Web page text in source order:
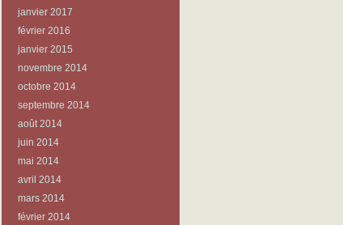
janvier 2017
février 2016
janvier 2015
novembre 2014
octobre 2014
septembre 2014
août 2014
juin 2014
mai 2014
avril 2014
mars 2014
février 2014